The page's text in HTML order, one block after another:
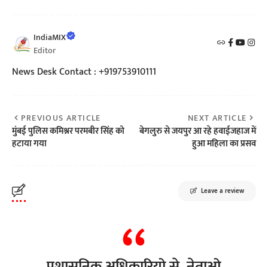
IndiaMIX
Editor
News Desk Contact : +919753910111
PREVIOUS ARTICLE
मुंबई पुलिस कमिश्नर परमबीर सिंह को
हटाया गया
NEXT ARTICLE
बेगलुरु से जयपुर आ रहे हवाईजहाज में
हुआ महिला का प्रसव
Leave a review